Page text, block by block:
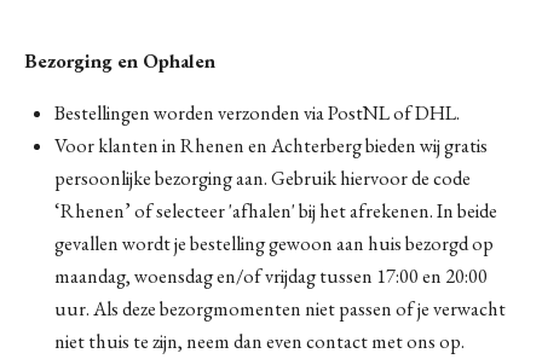
Bezorging en Ophalen
Bestellingen worden verzonden via PostNL of DHL.
Voor klanten in Rhenen en Achterberg bieden wij gratis
persoonlijke bezorging aan. Gebruik hiervoor de code
‘Rhenen’ of selecteer 'afhalen' bij het afrekenen. In beide
gevallen wordt je bestelling gewoon aan huis bezorgd op
maandag, woensdag en/of vrijdag tussen 17:00 en 20:00
uur. Als deze bezorgmomenten niet passen of je verwacht
niet thuis te zijn, neem dan even contact met ons op.